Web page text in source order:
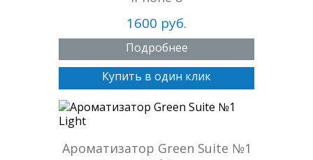
1600 руб.
Подробнее
Купить в один клик
Ароматизатор Green Suite №1